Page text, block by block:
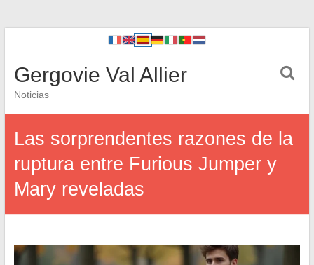
Gergovie Val Allier
Noticias
Las sorprendentes razones de la
ruptura entre Furious Jumper y
Mary reveladas